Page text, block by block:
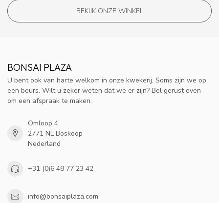
BEKIJK ONZE WINKEL
BONSAI PLAZA
U bent ook van harte welkom in onze kwekerij. Soms zijn we op
een beurs. Wilt u zeker weten dat we er zijn? Bel gerust even
om een afspraak te maken.
Omloop 4
2771 NL Boskoop
Nederland
+31 (0)6 48 77 23 42
info@bonsaiplaza.com